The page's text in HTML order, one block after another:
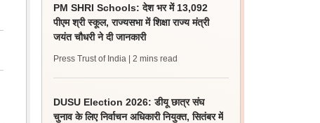
PM SHRI Schools: देश भर में 13,092
पीएम श्री स्कूल, राज्यसभा में शिक्षा राज्य मंत्री
जयंत चौधरी ने दी जानकारी
Press Trust of India | 2 mins read
DUSU Election 2026: डीयू छात्र संघ
चुनाव के लिए निर्वाचन अधिकारी नियुक्त, सितंबर में